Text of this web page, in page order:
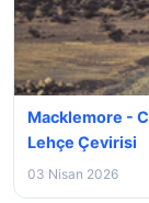
Macklemore -
Lehçe Çevirisi
03 Nisan 2026